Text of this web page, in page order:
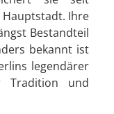
Hauptstadt. Ihre
Bestandteil
bekannt ist
legendärer
Tradition und